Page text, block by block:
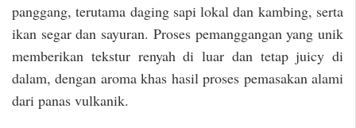
panggang, terutama daging sapi lokal dan kambing, serta
ikan segar dan sayuran. Proses pemanggangan yang unik
memberikan tekstur renyah di luar dan tetap juicy di
dalam, dengan aroma khas hasil proses pemasakan alami
dari panas vulkanik.